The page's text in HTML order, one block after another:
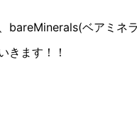
bareMinerals(ベアミネ
きます！！